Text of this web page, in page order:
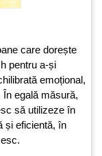
care dorește
pentru a-și
emoțional,
egală măsură,
să utilizeze în
și eficientă, în